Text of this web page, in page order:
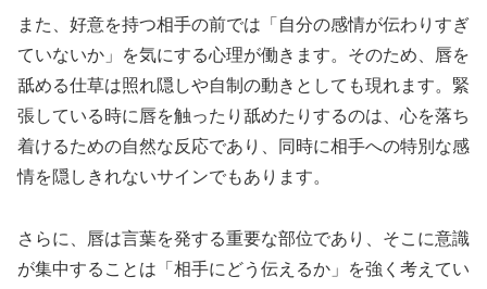
また、好意を持つ相手の前では「自分の感情が伝わりすぎ
ていないか」を気にする心理が働きます。そのため、唇を
舐める仕草は照れ隠しや自制の動きとしても現れます。緊
張している時に唇を触ったり舐めたりするのは、心を落ち
着けるための自然な反応であり、同時に相手への特別な感
情を隠しきれないサインでもあります。
さらに、唇は言葉を発する重要な部位であり、そこに意識
が集中することは「相手にどう伝えるか」を強く考えてい